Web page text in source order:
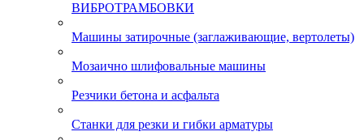
ВИБРОТРАМБОВКИ
Машины затирочные (заглаживающие, вертолеты)
Мозаично шлифовальные машины
Резчики бетона и асфальта
Станки для резки и гибки арматуры